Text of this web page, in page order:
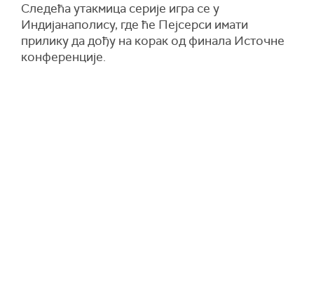
Следећа утакмица серије игра се у
Индијанаполису, где ће Пејсерси имати
прилику да дођу на корак од финала Источне
конференције.